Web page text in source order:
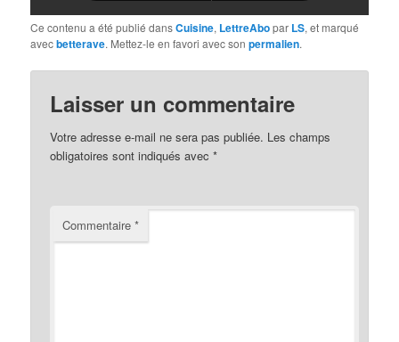
Ce contenu a été publié dansCuisine, LettreAbopar LS, et marqué
avecbetterave. Mettez-le en favori avec sonpermalien.
Laisser un commentaire
Votre adresse e-mail ne sera pas publiée. Les champs
obligatoires sont indiqués avec*
Commentaire*